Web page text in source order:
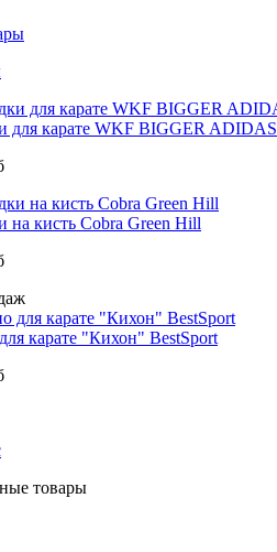
для карате WKF BIGGER ADIDAS
на кисть Cobra Green Hill
карате "Кихон" BestSport
товары